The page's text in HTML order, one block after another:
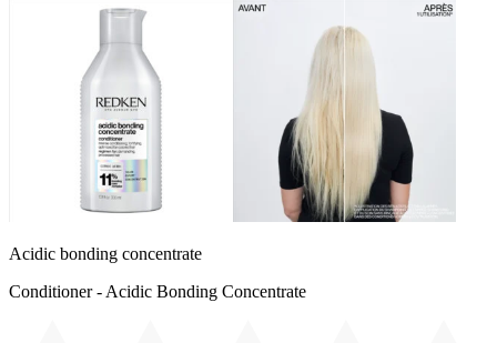
Acidic bonding concentrate
Conditioner - Acidic Bonding Concentrate